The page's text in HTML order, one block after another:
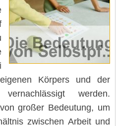
Körpers und der
werden.
großer Bedeutung, um
zwischen Arbeit und